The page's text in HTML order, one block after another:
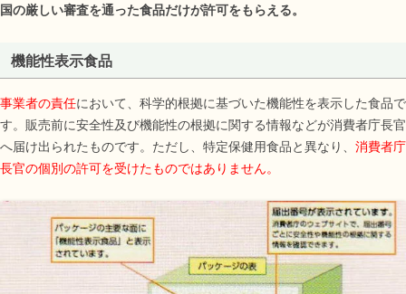
国の厳しい審査を通った食品だけが許可をもらえる。
機能性表示食品
事業者の責任において、科学的根拠に基づいた機能性を表示した食品で
す。販売前に安全性及び機能性の根拠に関する情報などが消費者庁長官
へ届け出られたものです。ただし、特定保健用食品と異なり、 消費者庁
長官の個別の許可を受けたものではありません。